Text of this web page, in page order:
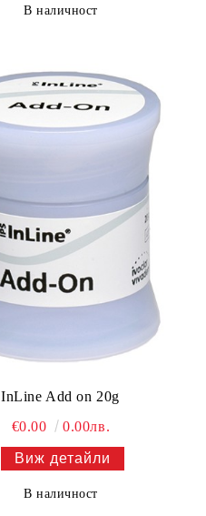
В наличност
InLine Add on 20g
€0.00
0.00лв.
Виж детайли
В наличност